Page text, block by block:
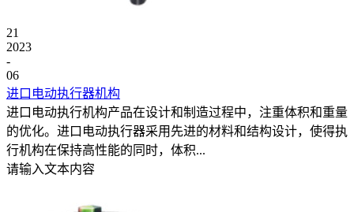
21
2023
-
06
进口电动执行器‍机构
进口电动执行机构产品在设计和制造过程中，注重体积和重量
的优化。进口电动执行器‍采用先进的材料和结构设计，使得执
行机构在保持高性能的同时，体积...
请输入文本内容